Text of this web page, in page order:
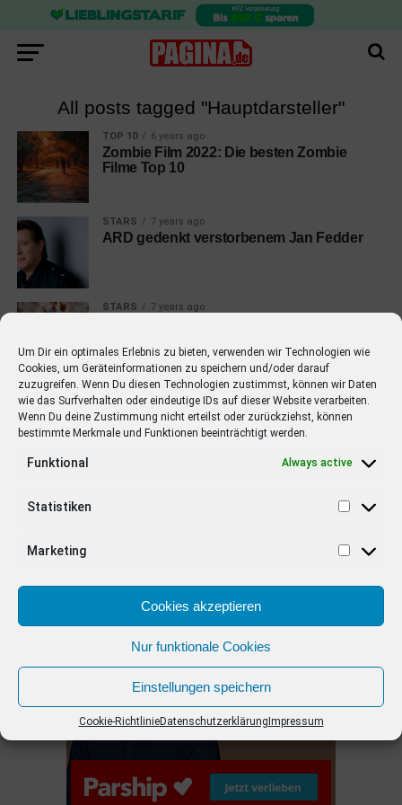
Um Dir ein optimales Erlebnis zu bieten, verwenden wir Technologien wie
Cookies, um Geräteinformationen zu speichern und/oder darauf
zuzugreifen. Wenn Du diesen Technologien zustimmst, können wir Daten
wie das Surfverhalten oder eindeutige IDs auf dieser Website verarbeiten.
Wenn Du deine Zustimmung nicht erteilst oder zurückziehst, können
bestimmte Merkmale und Funktionen beeinträchtigt werden.
Funktional Always active
Statistiken
Marketing
Cookies akzeptieren
Nur funktionale Cookies
Einstellungen speichern
Cookie-RichtlinieDatenschutzerklärung Impressum
All posts tagged "Hauptdarsteller"
TOP 10 6 years ago
Zombie Film 2022: Die besten Zombie
Filme Top 10
STARS 7 years ago
ARD gedenkt verstorbenem Jan Fedder
STARS 7 years ago
Barbara Schöneberger Moderatorin
ANZEIGE